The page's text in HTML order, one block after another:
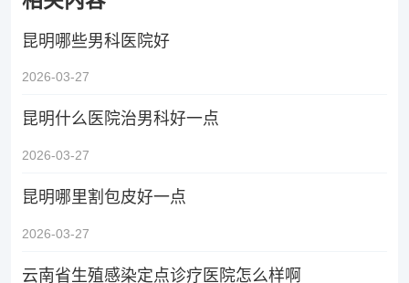
昆明哪些男科医院好
2026-03-27
昆明什么医院治男科好一点
2026-03-27
昆明哪里割包皮好一点
2026-03-27
云南省生殖感染定点诊疗医院怎么样啊